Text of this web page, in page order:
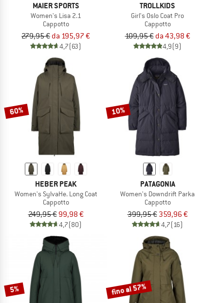
MAIER SPORTS
Women's Lisa 2.1
Cappotto
279,95 € da 195,97 €
4,7(63)
TROLLKIDS
Girl's Oslo Coat Pro
Cappotto
109,95 € da 43,98 €
4,9(9)
60%
HEBER PEAK
Women's SylvaHe. Long Coat
Cappotto
249,95 € 99,98 €
4,7(80)
10%
PATAGONIA
Women's Downdrift Parka
Cappotto
399,95 € 359,96 €
4,7(16)
5% fino al 57%